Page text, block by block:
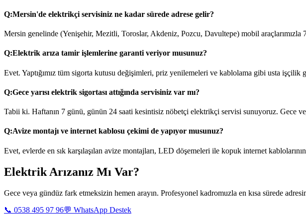
Q:Mersin'de elektrikçi servisiniz ne kadar sürede adrese gelir?
Mersin genelinde (Yenişehir, Mezitli, Toroslar, Akdeniz, Pozcu, Davultepe) mobil araçlarımızla
Q:Elektrik arıza tamir işlemlerine garanti veriyor musunuz?
Evet. Yaptığımız tüm sigorta kutusu değişimleri, priz yenilemeleri ve kablolama gibi usta
Q:Gece yarısı elektrik sigortası attığında servisiniz var mı?
Tabii ki. Haftanın 7 günü, günün 24 saati kesintisiz nöbetçi elektrikçi servisi sunuyoruz. Gece
Q:Avize montajı ve internet kablosu çekimi de yapıyor musunuz?
Evet, evlerde en sık karşılaşılan avize montajları, LED döşemeleri ile kopuk internet
Elektrik Arızanız Mı Var?
Gece veya gündüz fark etmeksizin hemen arayın. Profesyonel kadromuzla en kısa sürede
📞 0538 495 97 96💬 WhatsApp Destek